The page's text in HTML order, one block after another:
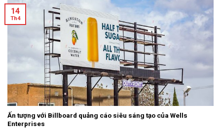
Ấn tượng với Billboard quảng cáo siêu sáng tạo của Wells
Enterprises
14
Th4